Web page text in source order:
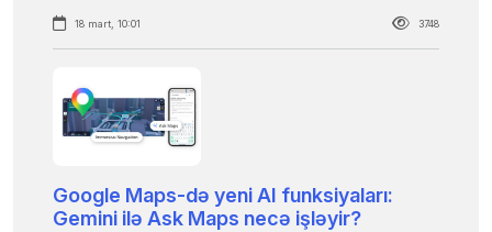
18 mart, 10:01 3748
Google Maps-də yeni AI funksiyaları:
Gemini ilə Ask Maps necə işləyir?